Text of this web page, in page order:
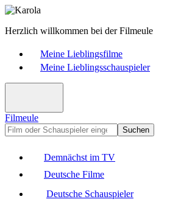
Herzlich willkommen bei der Filmeule
Meine Lieblingsfilme
Meine Lieblingsschauspieler
Filmeule
Suchen
Demnächst im TV
Deutsche Filme
Deutsche Schauspieler